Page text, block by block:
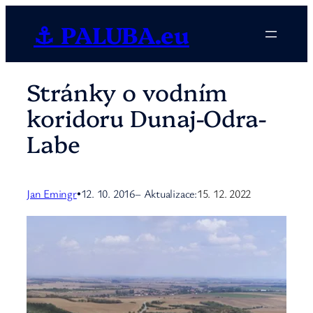
obsah
⚓ PALUBA.eu
Stránky o vodním
koridoru Dunaj-Odra-
Labe
Jan Emingr•12. 10. 2016– Aktualizace:15. 12. 2022